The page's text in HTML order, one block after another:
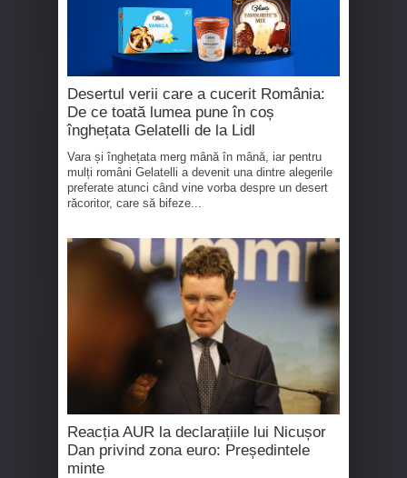
Desertul verii care a cucerit România:
De ce toată lumea pune în coș
înghețata Gelatelli de la Lidl
Vara și înghețata merg mână în mână, iar pentru
mulți români Gelatelli a devenit una dintre alegerile
preferate atunci când vine vorba despre un desert
răcoritor, care să bifeze...
Reacția AUR la declarațiile lui Nicușor
Dan privind zona euro: Președintele
minte